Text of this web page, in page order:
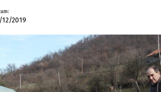
12/2019